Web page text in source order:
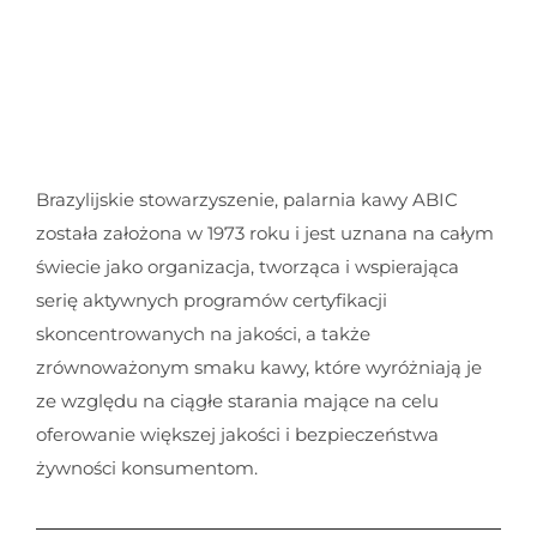
Brazylijskie stowarzyszenie, palarnia kawy ABIC
została założona w 1973 roku i jest uznana na całym
świecie jako organizacja, tworząca i wspierająca
serię aktywnych programów certyfikacji
skoncentrowanych na jakości, a także
zrównoważonym smaku kawy, które wyróżniają je
ze względu na ciągłe starania mające na celu
oferowanie większej jakości i bezpieczeństwa
żywności konsumentom.